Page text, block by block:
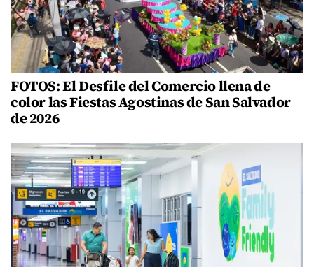
FOTOS: El Desfile del Comercio llena de
color las Fiestas Agostinas de San Salvador
de 2026